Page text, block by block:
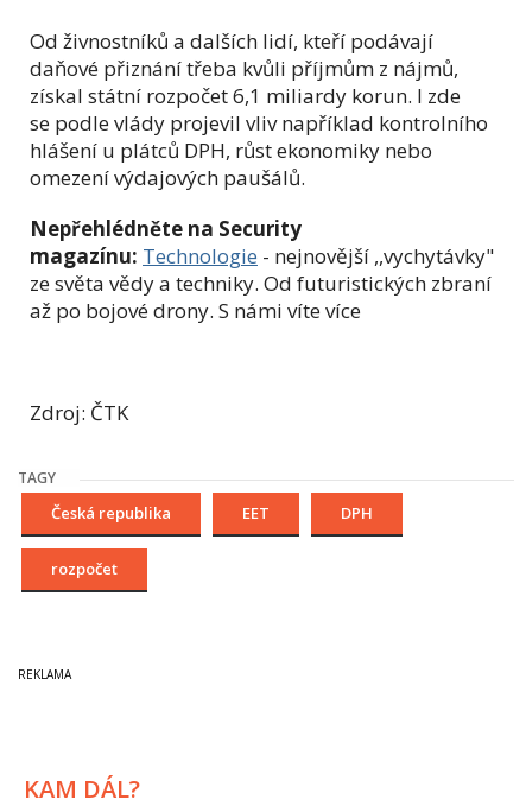
Od živnostníků a dalších lidí, kteří podávají
daňové přiznání třeba kvůli příjmům z nájmů,
získal státní rozpočet 6,1 miliardy korun. I zde
se podle vlády projevil vliv například kontrolního
hlášení u plátců DPH, růst ekonomiky nebo
omezení výdajových paušálů.
Nepřehlédněte na Security
magazínu: Technologie - nejnovější ,,vychytávky"
ze světa vědy a techniky. Od futuristických zbraní
až po bojové drony. S námi víte více
Zdroj: ČTK
TAGY
Česká republika EET DPH
rozpočet
KAM DÁL?